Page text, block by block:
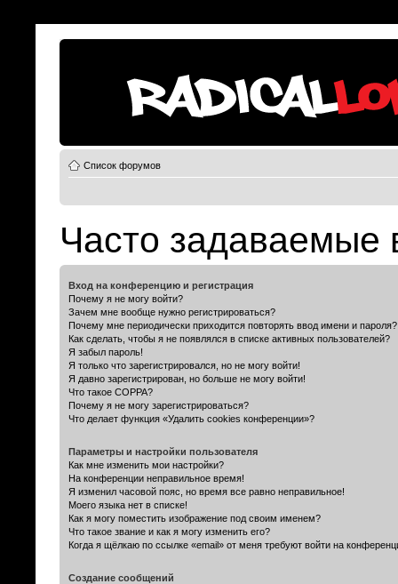
Список форумов
Часто задаваемые
Вход на конференцию и регистрация
Почему я не могу войти?
Зачем мне вообще нужно регистрироваться?
Почему мне периодически приходится повторять ввод имени и пароля?
Как сделать, чтобы я не появлялся в списке активных пользователей?
Я забыл пароль!
Я только что зарегистрировался, но не могу войти!
Я давно зарегистрирован, но больше не могу войти!
Что такое COPPA?
Почему я не могу зарегистрироваться?
Что делает функция «Удалить cookies конференции»?
Параметры и настройки пользователя
Как мне изменить мои настройки?
На конференции неправильное время!
Я изменил часовой пояс, но время все равно неправильное!
Моего языка нет в списке!
Как я могу поместить изображение под своим именем?
Что такое звание и как я могу изменить его?
Когда я щёлкаю по ссылке «email» от меня требуют войти на
Создание сообщений